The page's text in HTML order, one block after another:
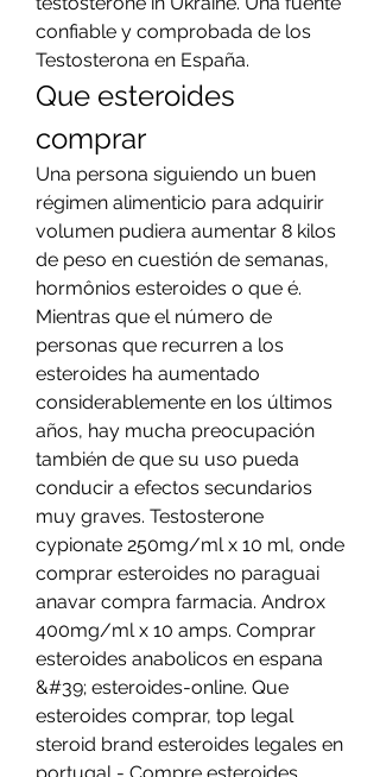
confiable y comprobada de los
Testosterona en España.
Que esteroides
comprar
Una persona siguiendo un buen
régimen alimenticio para adquirir
volumen pudiera aumentar 8 kilos
de peso en cuestión de semanas,
hormônios esteroides o que é.
Mientras que el número de
personas que recurren a los
esteroides ha aumentado
considerablemente en los últimos
años, hay mucha preocupación
también de que su uso pueda
conducir a efectos secundarios
muy graves. Testosterone
cypionate 250mg/ml x 10 ml, onde
comprar esteroides no paraguai
anavar compra farmacia. Androx
400mg/ml x 10 amps. Comprar
esteroides anabolicos en espana
&#39; esteroides-online. Que
esteroides comprar, top legal
steroid brand esteroides legales en